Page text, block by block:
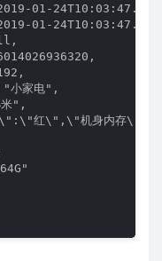
01-
01-
家电",
",
红\",\"机身内存